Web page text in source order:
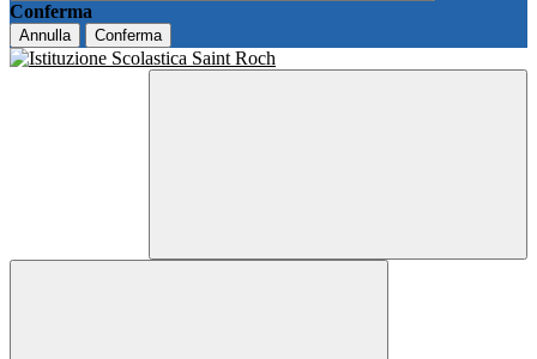
Conferma
Annulla Conferma